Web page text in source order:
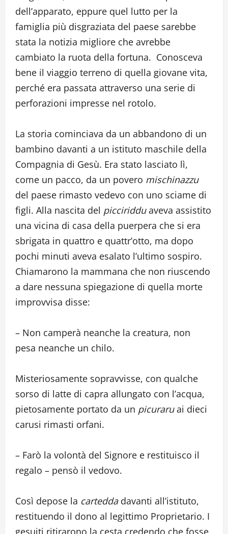
dell’apparato, eppure quel lutto per la
famiglia più disgraziata del paese sarebbe
stata la notizia migliore che avrebbe
cambiato la ruota della fortuna. Conosceva
bene il viaggio terreno di quella giovane vita,
perché era passata attraverso una serie di
perforazioni impresse nel rotolo.
La storia cominciava da un abbandono di un
bambino davanti a un istituto maschile della
Compagnia di Gesù. Era stato lasciato lì,
come un pacco, da un povero mischinazzu
del paese rimasto vedevo con uno sciame di
figli. Alla nascita del picciridduaveva assistito
una vicina di casa della puerpera che si era
sbrigata in quattro e quattr’otto, ma dopo
pochi minuti aveva esalato l’ultimo sospiro.
Chiamarono la mammana che non riuscendo
a dare nessuna spiegazione di quella morte
improvvisa disse:
– Non camperà neanche la creatura, non
pesa neanche un chilo.
Misteriosamente sopravvisse, con qualche
sorso di latte di capra allungato con l’acqua,
pietosamente portato da un picuraruai dieci
carusi rimasti orfani.
– Farò la volontà del Signore e restituisco il
regalo – pensò il vedovo.
Così depose la carteddadavanti all’istituto,
restituendo il dono al legittimo Proprietario. I
gesuiti ritirarono la cesta credendo che fosse